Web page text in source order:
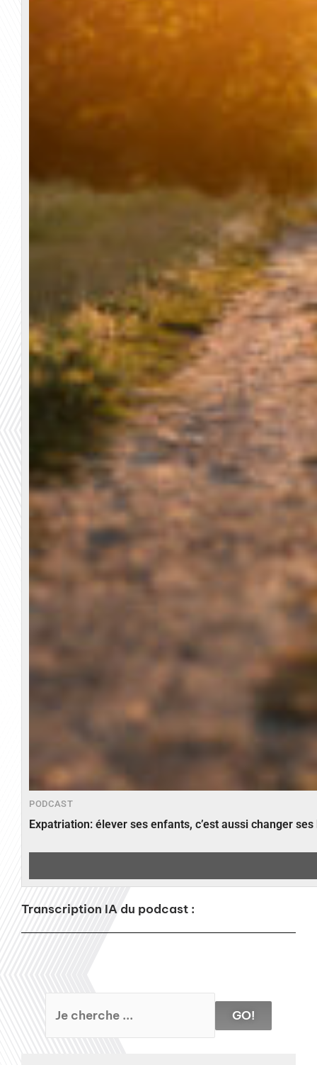
PODCAST
Expatriation: élever ses enfants, c’est aussi changer
Transcription IA du podcast :
GO!